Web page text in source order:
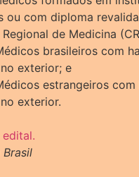
ou com diploma
de Medicina
brasileiros com
exterior; e
estrangeiros
exterior.
Brasil